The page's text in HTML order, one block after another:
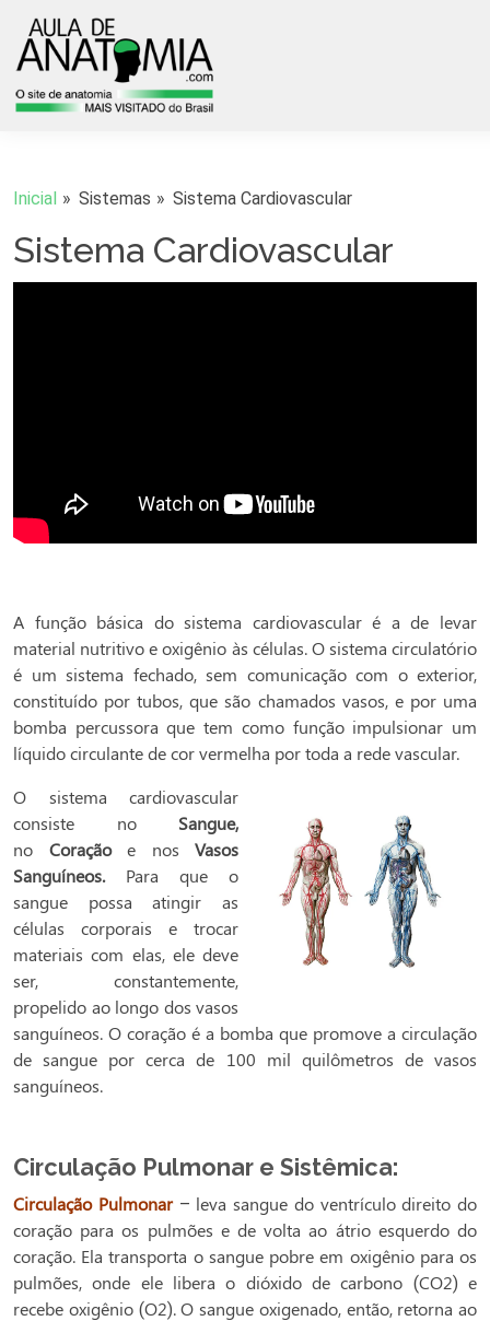
Inicial Sistemas Sistema Cardiovascular
Sistema Cardiovascular
A função básica do sistema cardiovascular é a de levar
material nutritivo e oxigênio às células. O sistema circulatório
é um sistema fechado, sem comunicação com o exterior,
constituído por tubos, que são chamados vasos, e por uma
bomba percussora que tem como função impulsionar um
líquido circulante de cor vermelha por toda a rede vascular.
O sistema cardiovascular
consiste no Sangue,
no Coração e nos Vasos
Sanguíneos.Para que o
sangue possa atingir as
células corporais e trocar
materiais com elas, ele deve
ser, constantemente,
propelido ao longo dos vasos
sanguíneos. O coração é a bomba que promove a circulação
de sangue por cerca de 100 mil quilômetros de vasos
sanguíneos.
Circulação Pulmonar e Sistêmica:
Circulação Pulmonar– leva sangue do ventrículo direito do
coração para os pulmões e de volta ao átrio esquerdo do
coração. Ela transporta o sangue pobre em oxigênio para os
pulmões, onde ele libera o dióxido de carbono (CO2) e
recebe oxigênio (O2). O sangue oxigenado, então, retorna ao